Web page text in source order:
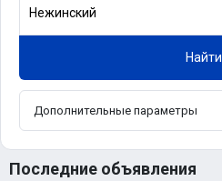
Нежинский
Найти
Дополнительные параметры
Последние объявления